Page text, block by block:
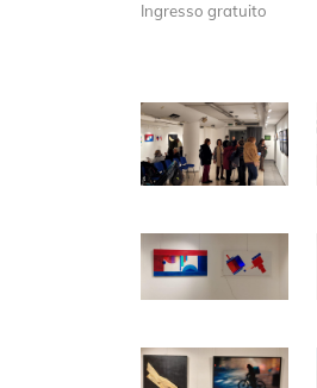
Ingresso gratuito